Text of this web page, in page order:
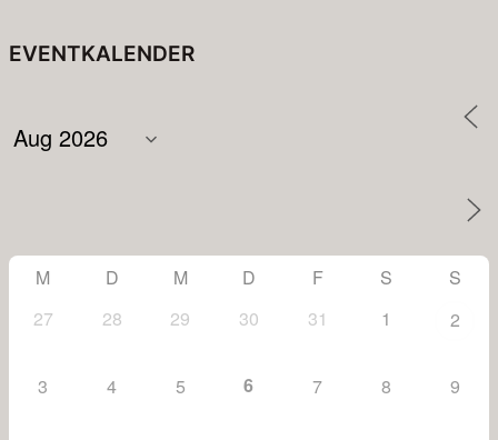
EVENTKALENDER
M D M D F S
S
27
28 29 30 31 1 2
3 4 5 6 7 8 9